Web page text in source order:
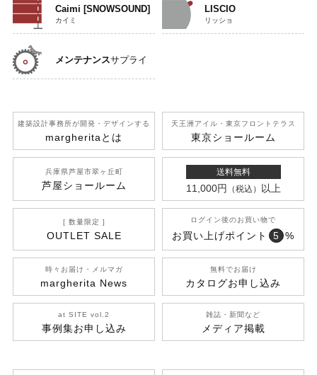
Caimi [SNOWSOUND]
カイミ
LISCIO
リッショ
メンテナンスサプライ
建築設計事務所が開発 ・デザインする
margherita とは
天王洲アイル ・東京フロントテラス
東京ショールーム
兵庫県芦屋市翠ヶ丘町
芦屋ショールーム
送料無料
11,000円 （税込） 以上
[ 数量限定 ]
OUTLET SALE
ログイン後のお買い物で
お買い上げポイント 5 %
時々お届け・メルマガ
margherita News
無料でお届け
カタログお申し込み
at SITE vol.2
事例集お申し込み
雑誌・新聞など
メディア掲載